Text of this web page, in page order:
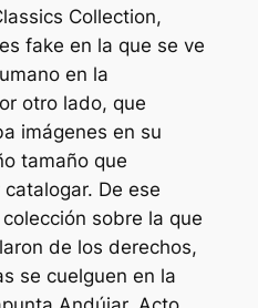
Collection,
fake en la que se ve
en la
otro lado, que
imágenes en su
tamaño que
De ese
sobre la que
de los derechos,
se cuelguen en la